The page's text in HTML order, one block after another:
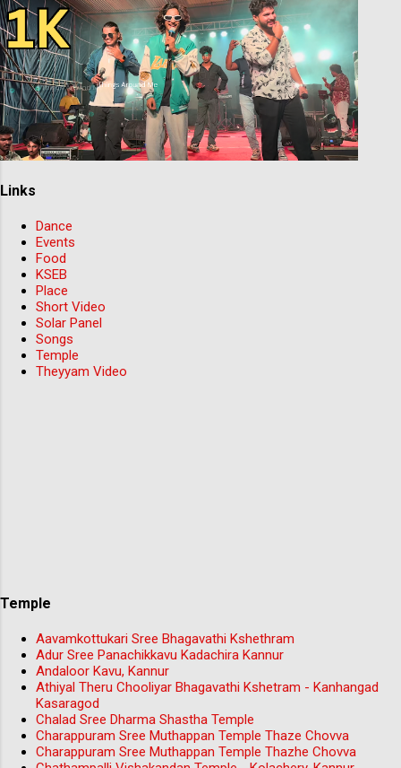
Links
Dance
Events
Food
KSEB
Place
Short Video
Solar Panel
Songs
Temple
Theyyam Video
Temple
Aavamkottukari Sree Bhagavathi Kshethram
Adur Sree Panachikkavu Kadachira Kannur
Andaloor Kavu, Kannur
Athiyal Theru Chooliyar Bhagavathi Kshetram - Kanhangad
Kasaragod
Chalad Sree Dharma Shastha Temple
Charappuram Sree Muthappan Temple Thaze Chovva
Charappuram Sree Muthappan Temple Thazhe Chovva